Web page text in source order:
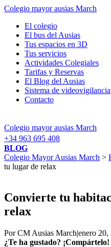
Colegio mayor ausias March
El colegio
El bus del Ausias
Tus espacios en 3D
Tus servicios
Actividades Colegiales
Tarifas y Reservas
El Blog del Ausias
Sistema de videovigilancia
Contacto
Colegio mayor ausias March
+34 963 695 408
BLOG
Colegio Mayor Ausias March >
tu lugar de relax
Convierte tu
relax
Por CM Ausias March|enero 20,
¿Te ha gustado? ¡Compártelo!